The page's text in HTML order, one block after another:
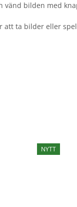
bilden med
att ta bilder eller
NYTT